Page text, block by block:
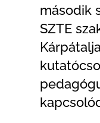
második
SZTE